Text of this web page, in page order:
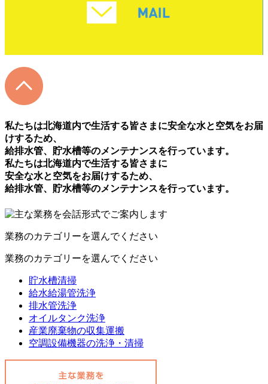
私たちは北海道内で生活する皆さまに安全な水と空気をお届
けするため、
給排水管、貯水槽等のメンテナンスを行っています。
私たちは北海道内で生活する皆さまに
安全な水と空気をお届けするため、
給排水管、貯水槽等のメンテナンスを行っています。
業務のカテゴリーを選んでください
業務のカテゴリーを選んでください
貯水槽清掃
給水給湯管洗浄
排水管洗浄
オイルタンク洗浄
産業廃棄物の収集運搬
空調設備機器の洗浄・清掃